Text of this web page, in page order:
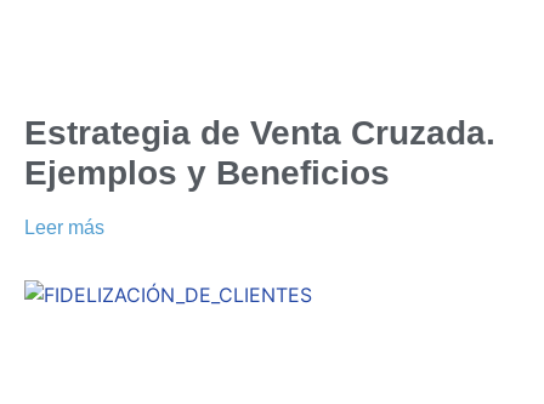
Estrategia de Venta Cruzada.
Ejemplos y Beneficios
Leer más